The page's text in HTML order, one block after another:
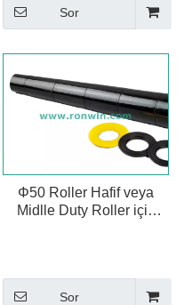
Sor
Φ50 Roller Hafif veya
Midlle Duty Roller için
Sor